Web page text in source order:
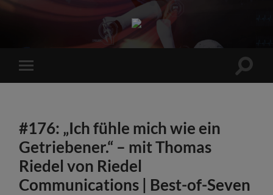
Sports
Maniac
Mobile-
Menü
#176: „Ich fühle mich wie ein
Getriebener.“ – mit Thomas
Riedel von Riedel
Communications | Best-of-Seven